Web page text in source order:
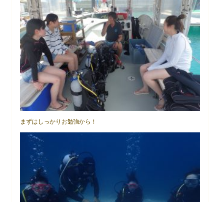
まずはしっかりお勉強から！